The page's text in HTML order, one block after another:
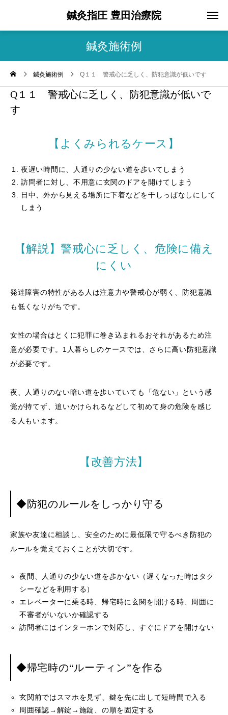
鍼灸指圧 豊田治療院
鍼灸施術例
鍼灸施術例 Q１１ 警戒心に乏しく、防犯意識が低いです
Q１１ 警戒心に乏しく、防犯意識が低いで
す
【よくみられるケース】
夜遅い時間に、人通りの少ない道を歩いてしまう
訪問者に対し、不用意に玄関のドアを開けてしまう
日中、外から見える場所に下着などを干しっぱなしにして
しまう
【解説】警戒心に乏しく、危険に備え
にくい
発達障害の特性がある人は注意力や警戒心が弱く、防犯意識
も低くなりがちです。
女性の場合はとくに犯罪に巻き込まれるおそれがあるため注
意が必要です。1人暮らしのケースでは、さらに高い防犯意識
が必要です。
夜、人通りのない暗い道を歩いていても「危ない」という感
覚が持てず、追いかけられるなどして初めて身の危険を感じ
る人もいます。
【改善方法】
◆防犯のルールをしっかり守る
家族や友達に相談し、安全のために最低限で守るべき防犯の
ルールを覚えておくことが大切です。
夜間、人通りの少ない道を歩かない（遅くなった時はタク
シーなどを利用する）
エレベーターに乗る時、帰宅時に玄関を開ける時、周囲に
不審者がいないか確認する
訪問者にはインターホンで対応し、すぐにドアを開けない
◆帰宅時の“ルーティン”を作る
玄関前ではスマホを見ず、鍵を先に出して短時間で入る
周囲確認→解錠→施錠、の順を固定する